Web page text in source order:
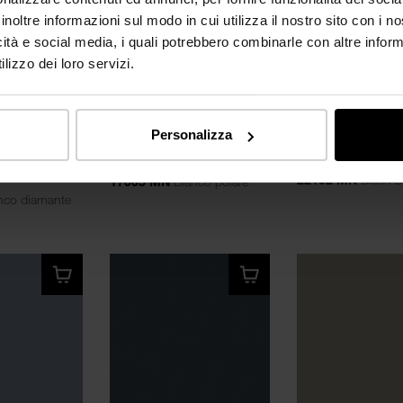
informazioni sul modo in cui utilizza il nostro sito con i
e social media, i quali potrebbero combinarle con altre
dei loro servizi.
Personalizza
diamante
17005 MNBianco polare 22192 MNBlack